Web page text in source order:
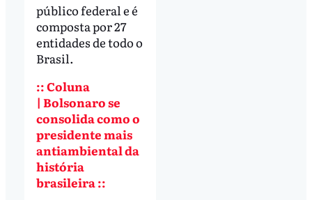
público federal e é
composta por 27
entidades de todo o
Brasil.
:: Coluna
| Bolsonaro se
consolida como o
presidente mais
antiambiental da
história
brasileira ::